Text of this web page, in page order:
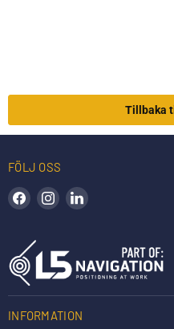
Tillbaka
FÖLJ OSS
Hitta oss på Facebook
Hitta oss på Instagram
INFORMATION